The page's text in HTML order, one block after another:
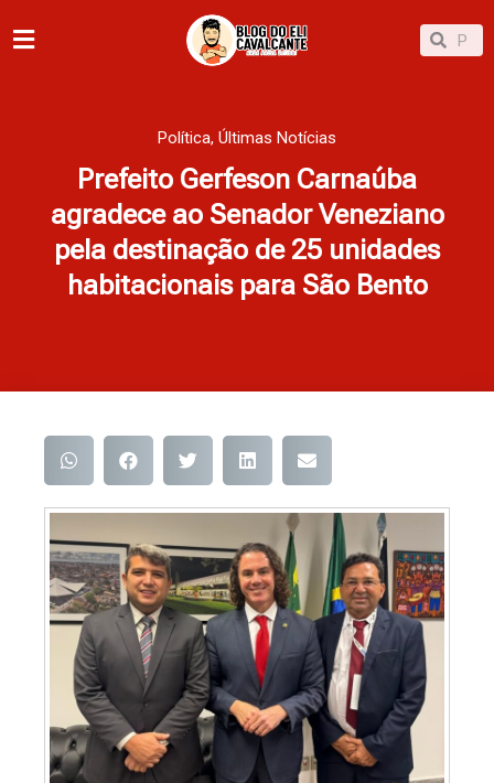
para
Pesquisar
Política, Últimas Notícias
Prefeito Gerfeson Carnaúba
agradece ao Senador Veneziano
pela destinação de 25 unidades
habitacionais para São Bento